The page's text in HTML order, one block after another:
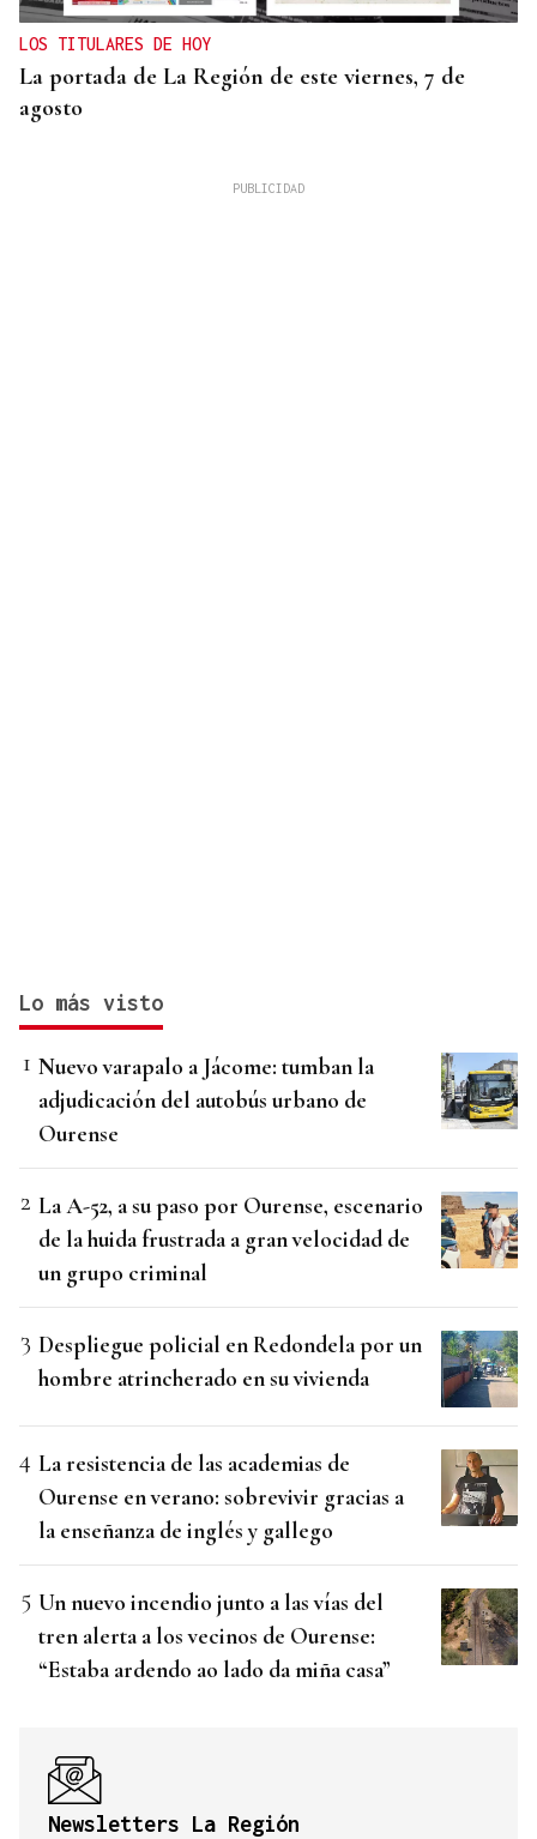
LOS TITULARES DE HOY
La portada de La Región de este viernes, 7 de
agosto
Lo más visto
Nuevo varapalo a Jácome: tumban la
adjudicación del autobús urbano de
Ourense
La A-52, a su paso por Ourense, escenario
de la huida frustrada a gran velocidad de
un grupo criminal
Despliegue policial en Redondela por un
hombre atrincherado en su vivienda
La resistencia de las academias de
Ourense en verano: sobrevivir gracias a
la enseñanza de inglés y gallego
Un nuevo incendio junto a las vías del
tren alerta a los vecinos de Ourense:
“Estaba ardendo ao lado da miña casa”
Newsletters La Región